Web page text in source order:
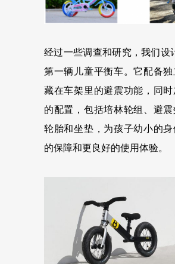
经过一些调查和研究，我们设
第一辆儿童平衡车。它配备
藏在车架里的避震功能，同
的配置，包括培林轮组、避
轮胎和坐垫，为孩子幼小的
的保障和更良好的使用体验。